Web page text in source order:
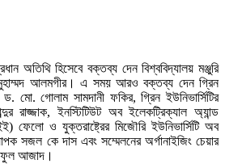
অতিথি হিসেবে বক্তব্য দেন বিশ্ববিদ্যালয় মঞ্জুরি
আলমগীর। এ সময় আরও বক্তব্য দেন গ্রিন
ড. মো. গোলাম সামদানী ফকির, গ্রিন ইউনিভার্সিটির
রাজ্জাক, ইনস্টিটিউট অব ইলেকট্রিক্যাল অ্যান্ড
ফেলো ও যুক্তরাষ্ট্রের মিজৌরি ইউনিভার্সিটি অব
সজল কে দাস এবং সম্মেলনের অর্গানাইজিং চেয়ার
আজাদ।